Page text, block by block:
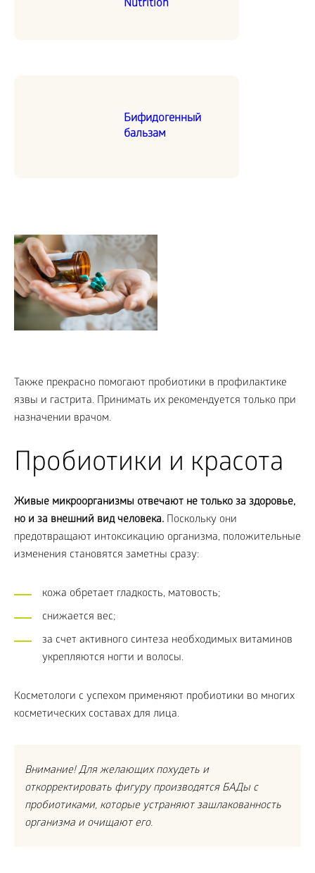
Nutrition
Бифидогенный
бальзам
Также прекрасно помогают пробиотики в профилактике
язвы и гастрита. Принимать их рекомендуется только при
назначении врачом.
Пробиотики и красота
Живые микроорганизмы отвечают не только за здоровье,
но и за внешний вид человека. Поскольку они
предотвращают интоксикацию организма, положительные
изменения становятся заметны сразу:
кожа обретает гладкость, матовость;
снижается вес;
за счет активного синтеза необходимых витаминов
укрепляются ногти и волосы.
Косметологи с успехом применяют пробиотики во многих
косметических составах для лица.
Внимание! Для желающих похудеть и
откорректировать фигуру производятся БАДы с
пробиотиками, которые устраняют зашлакованность
организма и очищают его.